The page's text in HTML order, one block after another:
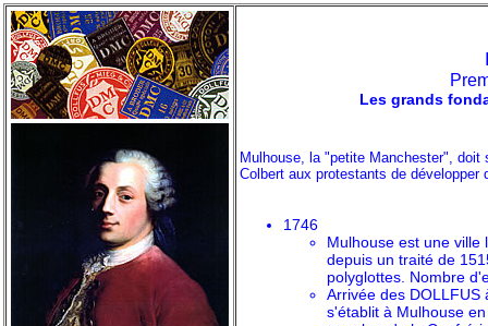
Les grands
Mulhouse, la "petite Manchester",
Colbert aux protestants de développer
1746
Mulhouse est une ville
depuis un traité de
polyglottes. Nombre
Arrivée des DOLLFUS
s'établit à Mulhouse